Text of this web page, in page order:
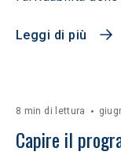
Leggi di più
8 min di lettura
Capire il